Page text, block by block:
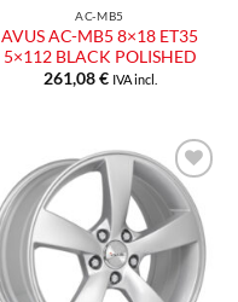
AC-MB5
AVUS AC-MB5 8×18 ET35
5×112 BLACK POLISHED
261,08€ IVA incl.
Aggiungi
alla lista
dei
desideri